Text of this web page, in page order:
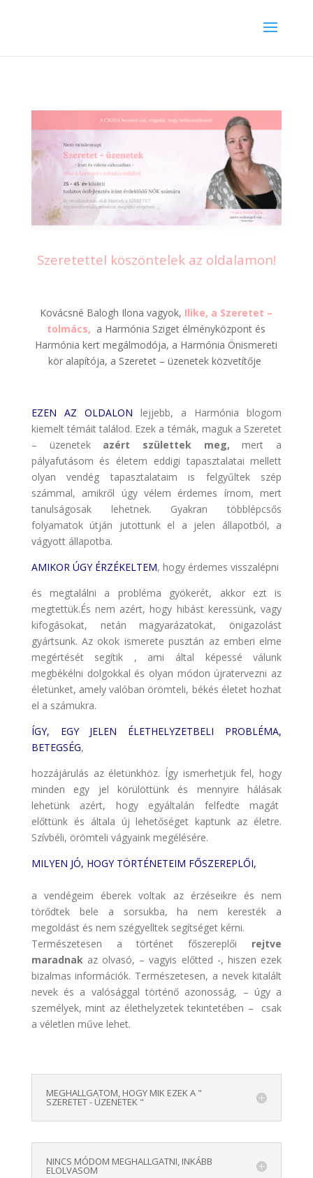
Szeretettel köszöntelek az oldalamon!
Kovácsné Balogh Ilona vagyok, Ilike, a Szeretet –
tolmács, a Harmónia Sziget élményközpont és
Harmónia kert megálmodója, a Harmónia Önismereti
kör alapítója, a Szeretet – üzenetek közvetítője
EZEN AZ OLDALON lejjebb, a Harmónia blogom
kiemelt témáit találod. Ezek a témák, maguk a Szeretet
– üzenetek azért születtek meg, mert a
pályafutásom és életem eddigi tapasztalatai mellett
olyan vendég tapasztalataim is felgyűltek szép
számmal, amikről úgy vélem érdemes írnom, mert
tanulságosak lehetnek. Gyakran többlépcsős
folyamatok útján jutottunk el a jelen állapotból, a
vágyott állapotba.
AMIKOR ÚGY ÉRZÉKELTEM, hogy érdemes visszalépni
és megtalálni a probléma gyökerét, akkor ezt is
megtettük.És nem azért, hogy hibást keressünk, vagy
kifogásokat, netán magyarázatokat, önigazolást
gyártsunk. Az okok ismerete pusztán az emberi elme
megértését segítik , ami által képessé válunk
megbékélni dolgokkal és olyan módon újratervezni az
életünket, amely valóban örömteli, békés életet hozhat
el a számukra.
ÍGY, EGY JELEN ÉLETHELYZETBELI PROBLÉMA,
BETEGSÉG,
hozzájárulás az életünkhöz. Így ismerhetjük fel, hogy
minden egy jel körülöttünk és mennyire hálásak
lehetünk azért, hogy egyáltalán felfedte magát
előttünk és általa új lehetőséget kaptunk az életre.
Szívbéli, örömteli vágyaink megélésére.
MILYEN JÓ, HOGY TÖRTÉNETEIM FŐSZEREPLŐI,
a vendégeim éberek voltak az érzéseikre és nem
törődtek bele a sorsukba, ha nem keresték a
megoldást és nem szégyelltek segítséget kérni.
Természetesen a történet főszereplői rejtve
maradnakaz olvasó, – vagyis előtted -, hiszen ezek
bizalmas információk. Természetesen, a nevek kitalált
nevek és a valósággal történő azonosság, – úgy a
személyek, mint az élethelyzetek tekintetében – csak
a véletlen műve lehet.
MEGHALLGATOM, HOGY MIK EZEK A "
SZERETET - ÜZENETEK "
NINCS MÓDOM MEGHALLGATNI, INKÁBB
ELOLVASOM